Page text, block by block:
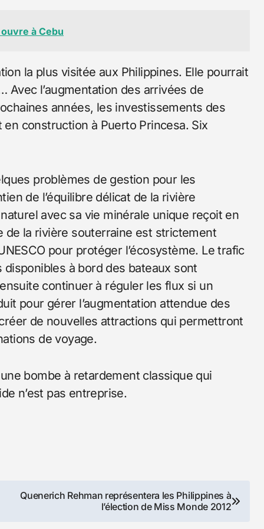
à Cebu
la plus visitée aux Philippines. Elle pourrait
l’augmentation des arrivées de
années, les investissements des
construction à Puerto Princesa. Six
problèmes de gestion pour les
de l’équilibre délicat de la rivière
avec sa vie minérale unique reçoit en
de la rivière souterraine est strictement
pour protéger l’écosystème. Le trafic
à bord des bateaux sont
continuer à réguler les flux si un
pour gérer l’augmentation attendue des
de nouvelles attractions qui permettront
de voyage.
bombe à retardement classique qui
n’est pas entreprise.
Quenerich Rehman représentera les Philippines à
l’élection de Miss Monde 2012